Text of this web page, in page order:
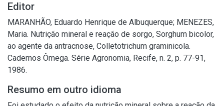
Editor
MARANHÃO, Eduardo Henrique de Albuquerque; MENEZES,
Maria. Nutrição mineral e reação de sorgo, Sorghum bicolor,
ao agente da antracnose, Colletotrichum graminicola.
Cadernos Ômega. Série Agronomia, Recife, n. 2, p. 77-91,
1986.
Resumo em outro idioma